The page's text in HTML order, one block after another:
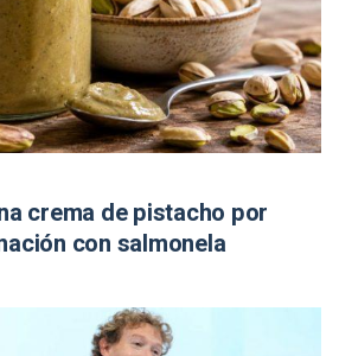
crema de pistacho por
con salmonela